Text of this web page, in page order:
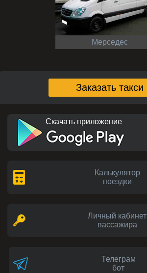
Мерседес
Заказать такси
Скачать приложение
Калькулятор
поездки
Личный кабинет
пассажира
Телеграм
бот